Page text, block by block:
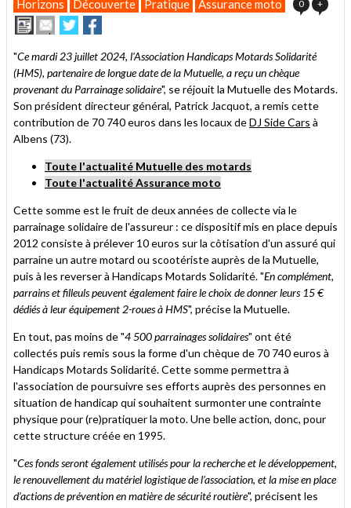
Horizons Découverte Pratique Assurance moto 0 +
ImprimerEnvoyer
cet
à
un
ami
Partager
sur
sur
"Ce mardi 23 juillet 2024, l'Association Handicaps Motards Solidarité
(HMS), partenaire de longue date de la Mutuelle, a reçu un chèque
provenant du Parrainage solidaire", se réjouit la Mutuelle des Motards.
Son président directeur général, Patrick Jacquot, a remis cette
contribution de 70 740 euros dans les locaux deDJ Side Cars à
Albens (73).
Toute l'actualité Mutuelle des motards
Toute l'actualité Assurance moto
Cette somme est le fruit de deux années de collecte via le
parrainage solidaire de l'assureur : ce dispositif mis en place depuis
2012 consiste à prélever 10 euros sur la côtisation d'un assuré qui
parraine un autre motard ou scootériste auprès de la Mutuelle,
puis à les reverser à Handicaps Motards Solidarité. "En complément,
parrains et filleuls peuvent également faire le choix de donner leurs 15 €
dédiés à leur équipement 2-roues à HMS", précise la Mutuelle.
En tout, pas moins de "4 500 parrainages solidaires" ont été
collectés puis remis sous la forme d'un chèque de 70 740 euros à
Handicaps Motards Solidarité. Cette somme permettra à
l'association de poursuivre ses efforts auprès des personnes en
situation de handicap qui souhaitent surmonter une contrainte
physique pour (re)pratiquer la moto. Une belle action, donc, pour
cette structure créée en 1995.
"Ces fonds seront également utilisés pour la recherche et le développement,
le renouvellement du matériel logistique de l’association, et la mise en place
d’actions de prévention en matière de sécurité routière", précisent les